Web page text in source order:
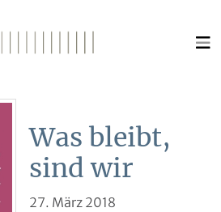
Was bleibt,
sind wir
27. März 2018